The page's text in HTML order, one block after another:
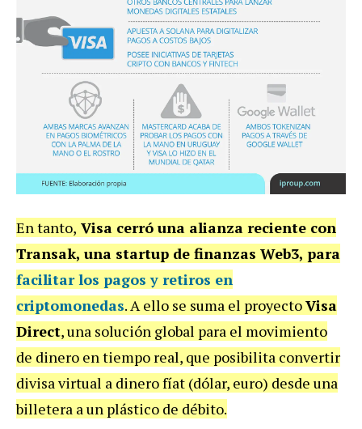
En tanto, Visa cerró una alianza reciente con
Transak, una startup de finanzas Web3, para
facilitar los pagos y retiros en
criptomonedas. A ello se suma el proyectoVisa
Direct, una solución global para el movimiento
de dinero en tiempo real, que posibilita convertir
divisa virtual a dinero fíat (dólar, euro) desde una
billetera a un plástico de débito.